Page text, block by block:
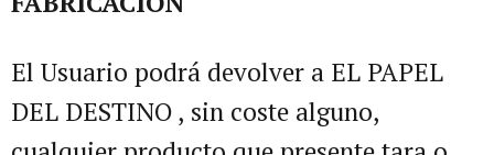
El Usuario podrá devolver a EL PAPEL
DEL DESTINO , sin coste alguno,